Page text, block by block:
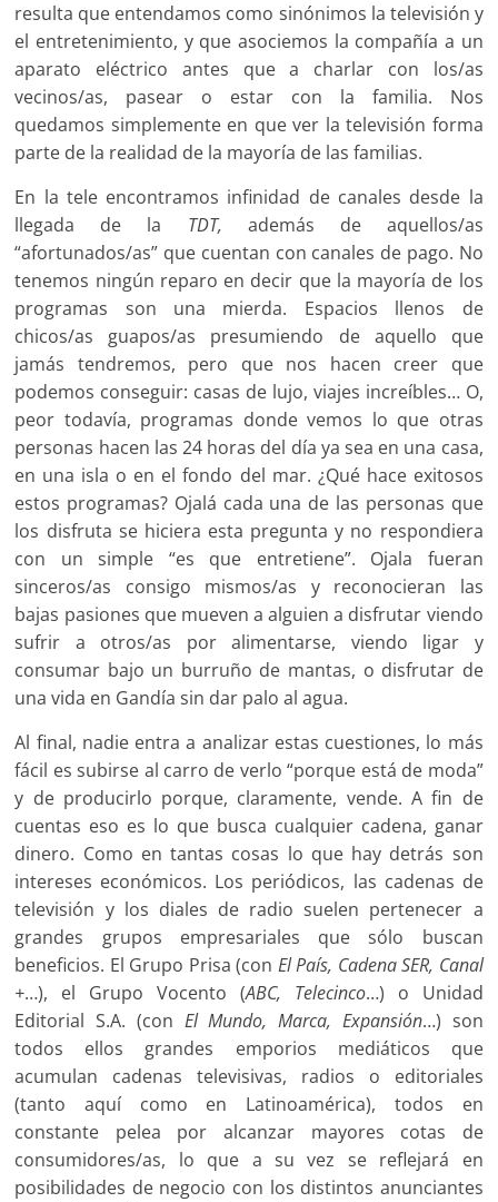
resulta que entendamos como sinónimos la televisión y
el entretenimiento, y que asociemos la compañía a un
aparato eléctrico antes que a charlar con los/as
vecinos/as, pasear o estar con la familia. Nos
quedamos simplemente en que ver la televisión forma
parte de la realidad de la mayoría de las familias.
En la tele encontramos infinidad de canales desde la
llegada de la TDT, además de aquellos/as
“afortunados/as” que cuentan con canales de pago. No
tenemos ningún reparo en decir que la mayoría de los
programas son una mierda. Espacios llenos de
chicos/as guapos/as presumiendo de aquello que
jamás tendremos, pero que nos hacen creer que
podemos conseguir: casas de lujo, viajes increíbles… O,
peor todavía, programas donde vemos lo que otras
personas hacen las 24 horas del día ya sea en una casa,
en una isla o en el fondo del mar. ¿Qué hace exitosos
estos programas? Ojalá cada una de las personas que
los disfruta se hiciera esta pregunta y no respondiera
con un simple “es que entretiene”. Ojala fueran
sinceros/as consigo mismos/as y reconocieran las
bajas pasiones que mueven a alguien a disfrutar viendo
sufrir a otros/as por alimentarse, viendo ligar y
consumar bajo un burruño de mantas, o disfrutar de
una vida en Gandía sin dar palo al agua.
Al final, nadie entra a analizar estas cuestiones, lo más
fácil es subirse al carro de verlo “porque está de moda”
y de producirlo porque, claramente, vende. A fin de
cuentas eso es lo que busca cualquier cadena, ganar
dinero. Como en tantas cosas lo que hay detrás son
intereses económicos. Los periódicos, las cadenas de
televisión y los diales de radio suelen pertenecer a
grandes grupos empresariales que sólo buscan
beneficios. El Grupo Prisa (con El País, Cadena SER, Canal
+…), el Grupo Vocento (ABC, Telecinco…) o Unidad
Editorial S.A. (con El Mundo, Marca, Expansión…) son
todos ellos grandes emporios mediáticos que
acumulan cadenas televisivas, radios o editoriales
(tanto aquí como en Latinoamérica), todos en
constante pelea por alcanzar mayores cotas de
consumidores/as, lo que a su vez se reflejará en
posibilidades de negocio con los distintos anunciantes